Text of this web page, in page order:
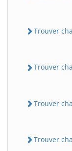
Trouver
Trouver
Trouver
Trouver